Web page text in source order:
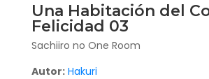
Una Habitación del
Felicidad 03
Sachiiro no One Room
Autor: Hakuri